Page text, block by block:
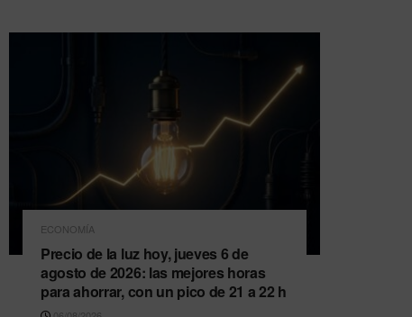
ECONOMÍA
Precio de la luz hoy, jueves 6 de
agosto de 2026: las mejores horas
para ahorrar, con un pico de 21 a 22 h